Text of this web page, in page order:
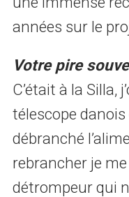
années sur le
Votre pire
C’était à la Silla,
télescope danois
débranché
rebrancher je
détrompeur qui